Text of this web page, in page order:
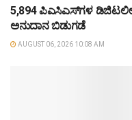
5,894 ಪಿಎಸಿಎಸ್‌ಗಳ
ಅನುದಾನ ಬಿಡುಗಡೆ
AUGUST 06, 2026 10:08 AM